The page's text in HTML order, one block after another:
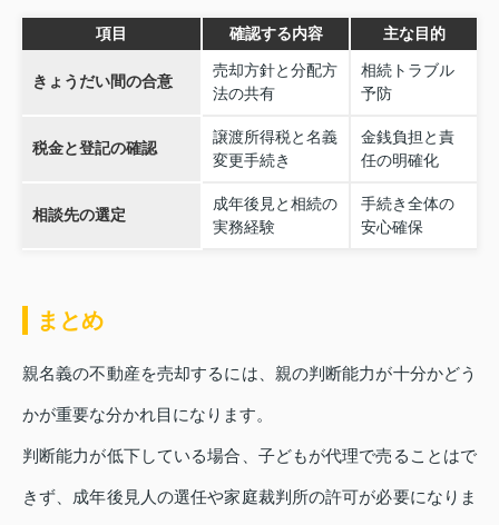
項目 確認する内容 主な目的
きょうだい間の合意
売却方針と分配方
法の共有
相続トラブル
予防
税金と登記の確認
譲渡所得税と名義
変更手続き
金銭負担と責
任の明確化
相談先の選定
成年後見と相続の
実務経験
手続き全体の
安心確保
まとめ
親名義の不動産を売却するには、親の判断能力が十分かどう
かが重要な分かれ目になります。
判断能力が低下している場合、子どもが代理で売ることはで
きず、成年後見人の選任や家庭裁判所の許可が必要になりま